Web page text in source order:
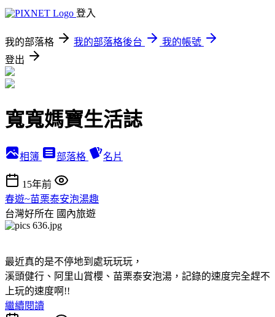
登入
我的部落格 我的部落格後台
我的帳號
登出
寬寬媽寶生活誌
相簿 部落格 名片
15年前
春遊~苗栗泰安泡湯趣
台灣好所在 國內旅遊
最近真的是不停地到處玩玩玩，
溪頭健行、阿里山賞櫻、苗栗泰安泡湯，記錄的速度完全趕不
上玩的速度啊!!
繼續閱讀